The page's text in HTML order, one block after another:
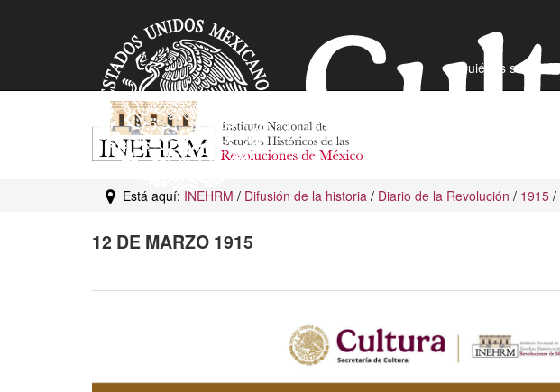
¿Quiénes somos?
Está aquí: INEHRM / Difusión de la historia / Diario de la Revolución / 1915 /
12 DE MARZO 1915